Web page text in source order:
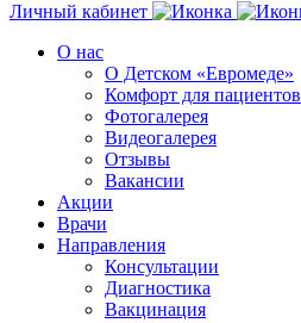
Личный кабинет
О нас
О Детском «Евромеде»
Комфорт для пациентов
Фотогалерея
Видеогалерея
Отзывы
Вакансии
Акции
Врачи
Направления
Консультации
Диагностика
Вакцинация